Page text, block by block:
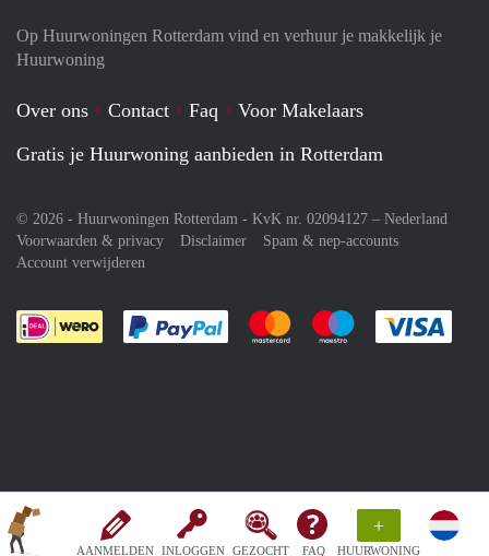
AANMELDEN INLOGGEN GEZOCHT FAQ
+
HUURWONING
Op Huurwoningen Rotterdam vind en verhuur je makkelijk je
Huurwoning
Over ons Contact Faq
Voor Makelaars
Gratis je Huurwoning aanbieden in Rotterdam
© 2026 - Huurwoningen Rotterdam - KvK nr. 02094127 – Nederland
Voorwaarden & privacy
Disclaimer
Spam & nep-accounts
Account verwijderen
Je rekent gemakkelijk af met Paypal
Je rekent gemakkelijk af met
Je rekent